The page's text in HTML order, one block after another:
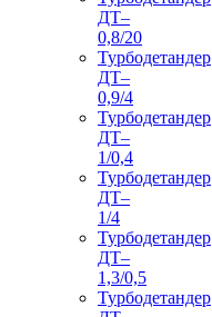
ДТ–
0,8/20
Турбодетандер
ДТ–
0,9/4
Турбодетандер
ДТ–
1/0,4
Турбодетандер
ДТ–
1/4
Турбодетандер
ДТ–
1,3/0,5
Турбодетандер